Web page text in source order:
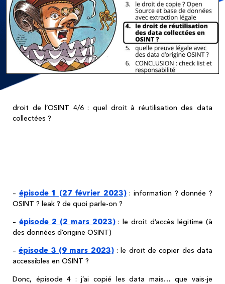
droit de l’OSINT 4/6 : quel droit à réutilisation des data
collectées ?
– épisode 1 (27 février 2023): information ? donnée ?
OSINT ? leak ? de quoi parle-on ?
– épisode 2 (2 mars 2023): le droit d’accès légitime (à
des données d’origine OSINT)
–épisode 3 (9 mars 2023): le droit de copier des data
accessibles en OSINT ?
Donc, épisode 4 : j’ai copié les data mais… que vais-je